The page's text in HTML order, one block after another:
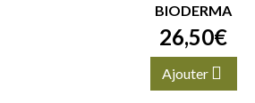
BIODERMA
26,50€
Ajouter